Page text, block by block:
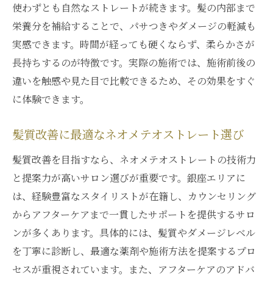
ネオメテオストレートなら理想の髪質も実現
ネオメテオストレートで理想の髪質へ近づ
くヒント
髪質改善に適したネオメテオストレートの
選び方
質感
の実力
髪質改善を目指す方に最適なネオメテオス
ネオメテオストレートと髪質改善の最新ト
レンド
東京都中央区銀座で話題の髪質改善法とは
使わずとも自然なストレートが続きます。髪の内部まで
栄養分を補給することで、パサつきやダメージの軽減も
実感できます。時間が経っても硬くならず、柔らかさが
長持ちするのが特徴です。実際の施術では、施術前後の
違いを触感や見た目で比較できるため、その効果をすぐ
に体験できます。
髪質改善に最適なネオメテオストレート選び
髪質改善を目指すなら、ネオメテオストレートの技術力
と提案力が高いサロン選びが重要です。銀座エリアに
は、経験豊富なスタイリストが在籍し、カウンセリング
からアフターケアまで一貫したサポートを提供するサロ
ンが多くあります。具体的には、髪質やダメージレベル
を丁寧に診断し、最適な薬剤や施術方法を提案するプロ
セスが重視されています。また、アフターケアのアドバ